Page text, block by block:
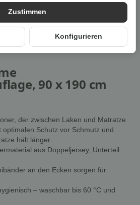
es möglich ist, versenden wir Ihre
des Herstellers.
90 x 190 cm
der zwischen Laken und Matratze
optimalen Schutz vor Schmutz und
hält länger.
aus Doppeljersey, Unterteil
an den Ecken sorgen für
– waschbar bis 60 °C und
Zustimmen
Konfigurieren